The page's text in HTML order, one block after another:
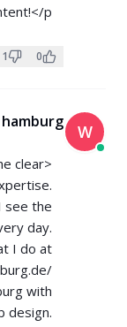
p>
0
1
W
clear
see the
day.
I do at
with
design.